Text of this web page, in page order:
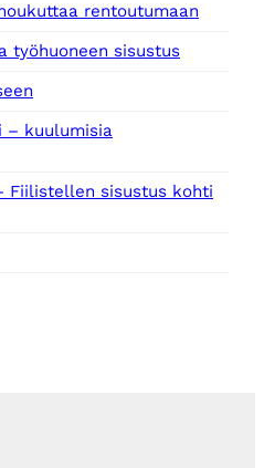
rentoutumaan
työhuoneen sisustus
– kuulumisia
Fiilistellen sisustus kohti